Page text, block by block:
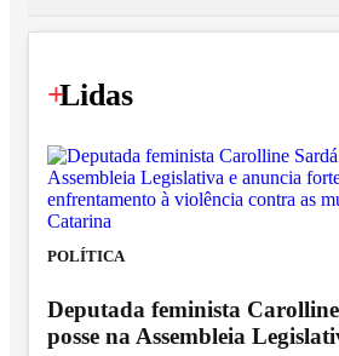
+
Lidas
POLÍTICA
Deputada feminista
posse na Assembleia